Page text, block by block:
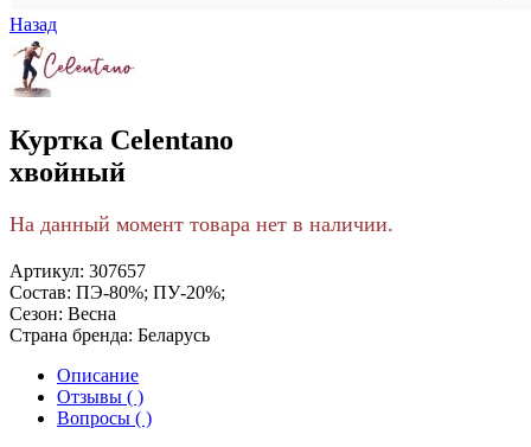
Назад
Куртка Celentano
хвойный
На данный момент товара нет в наличии.
Артикул: 307657
Состав: ПЭ-80%; ПУ-20%;
Сезон: Весна
Страна бренда: Беларусь
Описание
Отзывы ( )
Вопросы ( )